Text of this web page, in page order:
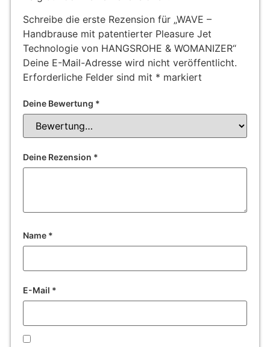
Schreibe die erste Rezension für „WAVE –
Handbrause mit patentierter Pleasure Jet
Technologie von HANGSROHE & WOMANIZER“
Deine E-Mail-Adresse wird nicht veröffentlicht.
Erforderliche Felder sind mit * markiert
Deine Bewertung *
Deine Rezension *
Name *
E-Mail *